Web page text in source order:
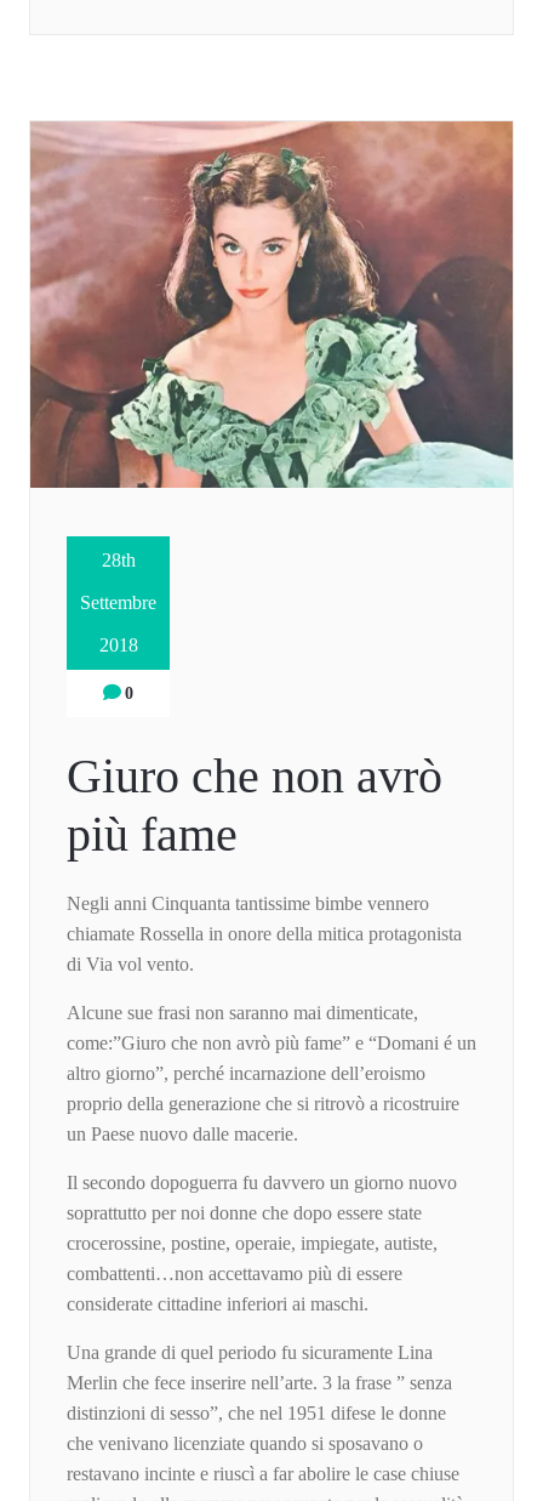
28th
Settembre
2018
0
Giuro che non avrò
più fame
Negli anni Cinquanta tantissime bimbe vennero
chiamate Rossella in onore della mitica protagonista
di Via vol vento.
Alcune sue frasi non saranno mai dimenticate,
come:”Giuro che non avrò più fame” e “Domani é un
altro giorno”, perché incarnazione dell’eroismo
proprio della generazione che si ritrovò a ricostruire
un Paese nuovo dalle macerie.
Il secondo dopoguerra fu davvero un giorno nuovo
soprattutto per noi donne che dopo essere state
crocerossine, postine, operaie, impiegate, autiste,
combattenti…non accettavamo più di essere
considerate cittadine inferiori ai maschi.
Una grande di quel periodo fu sicuramente Lina
Merlin che fece inserire nell’arte. 3 la frase ” senza
distinzioni di sesso”, che nel 1951 difese le donne
che venivano licenziate quando si sposavano o
restavano incinte e riuscì a far abolire le case chiuse